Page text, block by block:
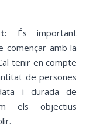
És important
començar amb la
tenir en compte
de persones
i durada de
els objectius